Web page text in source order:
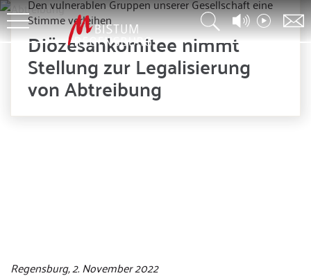
Den vulnerablen Gruppen unserer Gesellschaft eine
Stimme verleihen
Diözesankomitee nimmt
Stellung zur Legalisierung
von Abtreibung
Regensburg, 2. November 2022